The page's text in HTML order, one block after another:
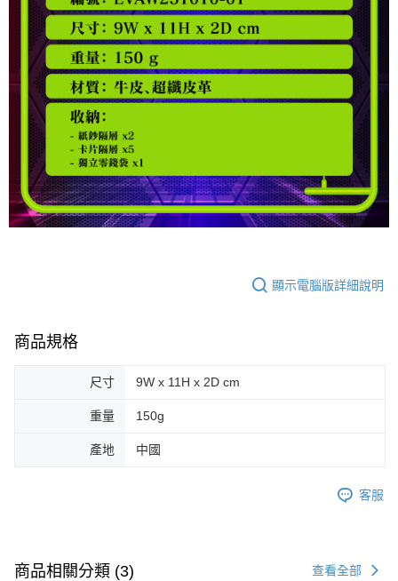
顯示電腦版詳細說明
商品規格
尺寸 9W x 11H x 2D cm
重量 150g
產地 中國
客服
商品相關分類 (3) 查看全部